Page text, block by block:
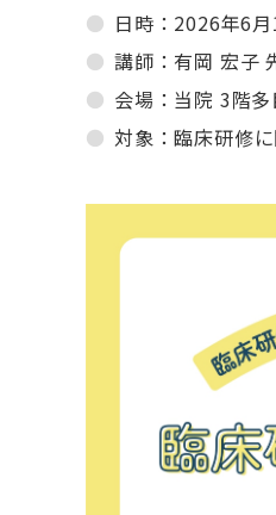
日時：2026年6
講師：有岡 宏子
会場：当院 3階
対象：臨床研修